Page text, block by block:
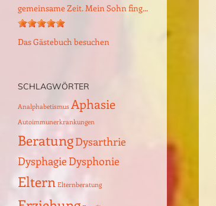
Vortrags- und Fortbildungsangebote
Lexikon der Logopädie – einfach
erklärte Fachworte
Stellenangebote und Praktika für
Studierende
Impressum – Datenschutzerklärung
gemeinsame Zeit. Mein Sohn fing...
HWS OP, bei meiner Gattin, einen
Logopäden,...
SCHLAGWÖRTER
Analphabetismus Aphasie
Autoimmunerkrankungen
Beratung
Dysarthrie
Dysphagie
Eltern